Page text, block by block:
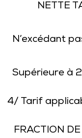
NETTE
N’excédant
Supérieure à
4/ Tarif
FRACTION